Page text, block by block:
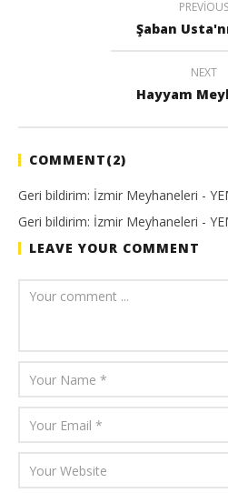
PREVIOUS
Şaban
NEXT
Hayyam
COMMENT(2)
Geri bildirim: İzmir Meyhaneleri -
Geri bildirim: İzmir Meyhaneleri -
LEAVE YOUR COMMENT